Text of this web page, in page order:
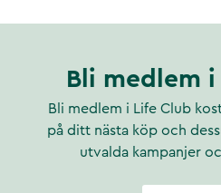
Bli medlem
Bli medlem i Life Club
på ditt nästa köp och
utvalda kampanjer